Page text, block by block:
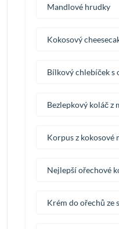
Mandlové hrudky
Kokosový
Bílkový chlebíček s
Bezlepkový koláč z
Korpus z kokosové
Nejlepší ořechové
Krém do ořechů ze